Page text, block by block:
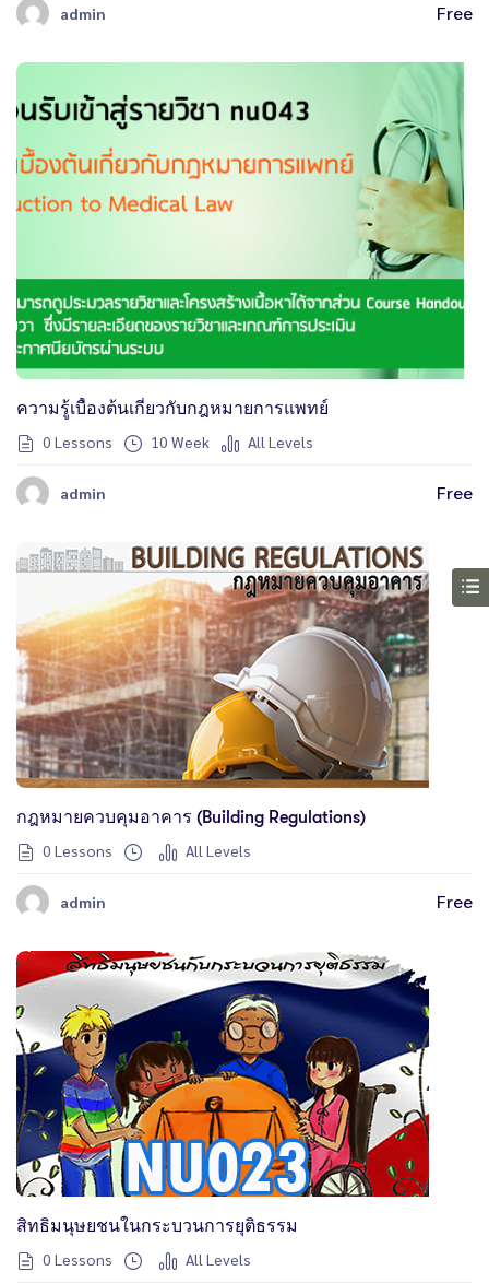
admin Free
ความรู้เบื้องต้นเกี่ยวกับกฎหมายการแพทย์
0 Lessons
10 Week All Levels
admin Free
กฎหมายควบคุมอาคาร (Building Regulations)
0 Lessons
All Levels
admin Free
สิทธิมนุษยชนในกระบวนการยุติธรรม
0 Lessons
All Levels